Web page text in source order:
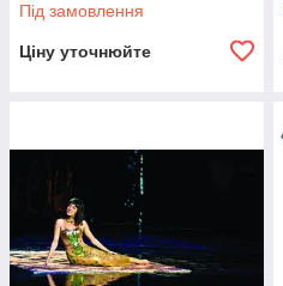
Під замовлення
Ціну уточнюйте